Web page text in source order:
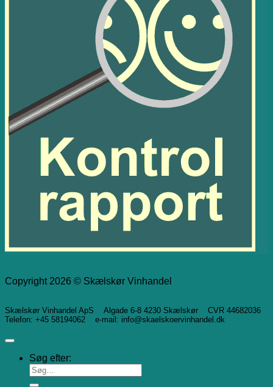
Copyright 2026 © Skælskør Vinhandel
Skælskør Vinhandel ApS Algade 6-8 4230 Skælskør CVR 44682036
Telefon: +45 58194062 e-mail: info@skaelskoervinhandel.dk
Søg efter: